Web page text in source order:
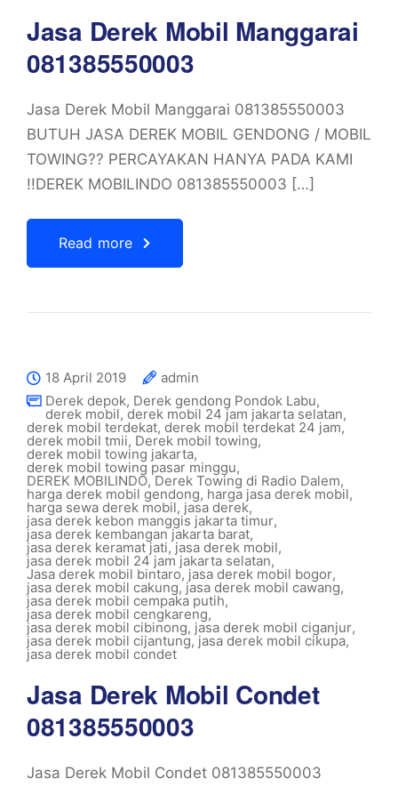
Jasa Derek Mobil Manggarai
081385550003
Jasa Derek Mobil Manggarai 081385550003
BUTUH JASA DEREK MOBIL GENDONG / MOBIL
TOWING?? PERCAYAKAN HANYA PADA KAMI
!!DEREK MOBILINDO 081385550003 […]
Read more
18 April 2019
admin
Derek depok, Derek gendong Pondok Labu,
derek mobil, derek mobil 24 jam jakarta selatan,
derek mobil terdekat, derek mobil terdekat 24 jam,
derek mobil tmii, Derek mobil towing,
derek mobil towing jakarta,
derek mobil towing pasar minggu,
DEREK MOBILINDO,Derek Towing di Radio Dalem,
harga derek mobil gendong, harga jasa derek mobil,
harga sewa derek mobil, jasa derek,
jasa derek kebon manggis jakarta timur,
jasa derek kembangan jakarta barat,
jasa derek keramat jati,jasa derek mobil,
jasa derek mobil 24 jam jakarta selatan,
Jasa derek mobil bintaro, jasa derek mobil bogor,
jasa derek mobil cakung, jasa derek mobil cawang,
jasa derek mobil cempaka putih,
jasa derek mobil cengkareng,
jasa derek mobil cibinong, jasa derek mobil ciganjur,
jasa derek mobil cijantung,jasa derek mobil cikupa,
jasa derek mobil condet
Jasa Derek Mobil Condet
081385550003
Jasa Derek Mobil Condet 081385550003